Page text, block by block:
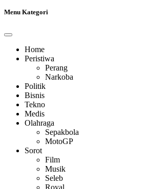
Menu Kategori
Home
Peristiwa
Perang
Narkoba
Politik
Bisnis
Tekno
Medis
Olahraga
Sepakbola
MotoGP
Sorot
Film
Musik
Seleb